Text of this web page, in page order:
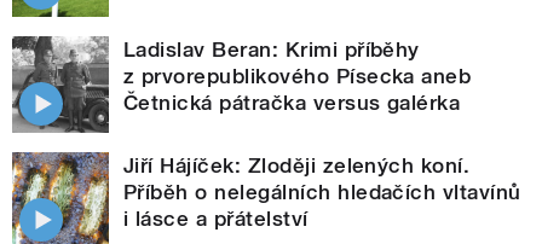
Ladislav Beran: Krimi příběhy
z prvorepublikového Písecka aneb
Četnická pátračka versus galérka
Jiří Hájíček: Zloději zelených koní.
Příběh o nelegálních hledačích vltavínů
i lásce a přátelství